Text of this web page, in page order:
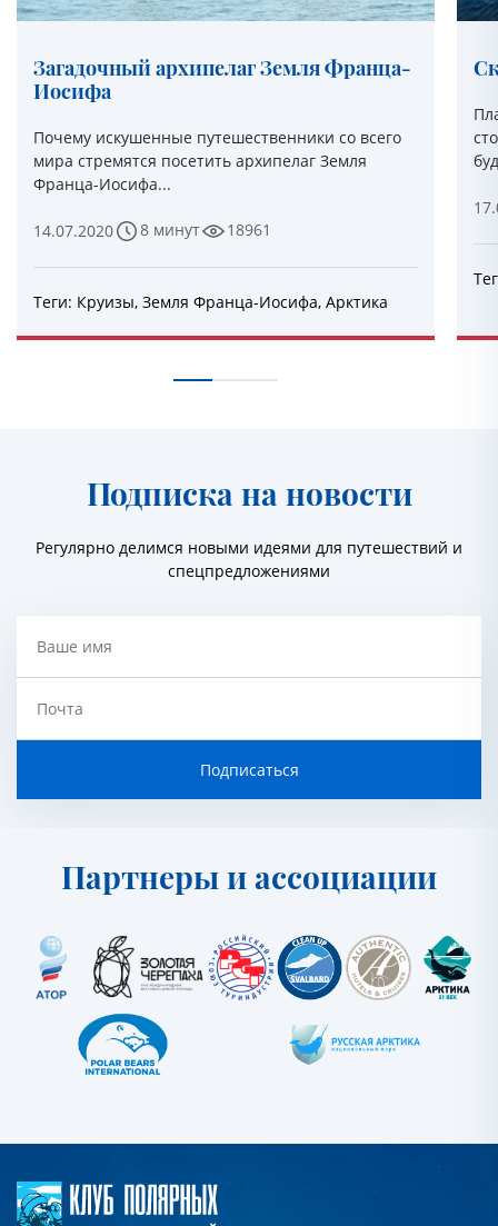
Загадочный архипелаг Земля Франца-
Иосифа
Почему искушенные путешественники со всего
мира стремятся посетить архипелаг Земля
Франца-Иосифа...
14.07.2020 8 минут 18961
Теги: Круизы, Земля Франца-Иосифа, Арктика
Подписка на новости
Регулярно делимся новыми идеями для путешествий и
спецпредложениями
Ваше имя
Почта
Подписаться
Партнеры и ассоциации